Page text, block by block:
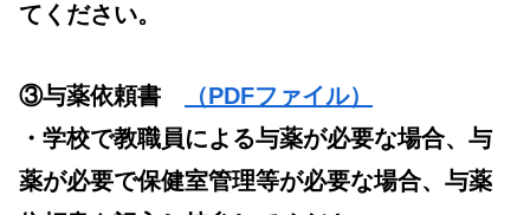
てください。
③与薬依頼書
（PDFファイル）
・学校で教職員による与薬が必要な場合、与
薬が必要で保健室管理等が必要な場合、与薬